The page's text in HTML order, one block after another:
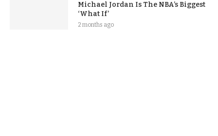
Michael Jordan Is The NBA’s Biggest
‘What If’
2 months ago